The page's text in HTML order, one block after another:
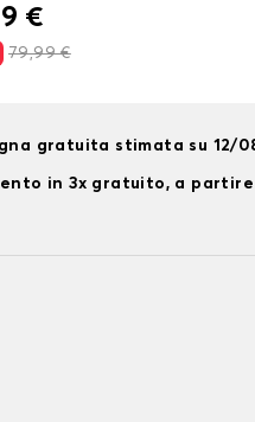
€
79,99 €
gratuita stimata su 12/
in 3x gratuito, a